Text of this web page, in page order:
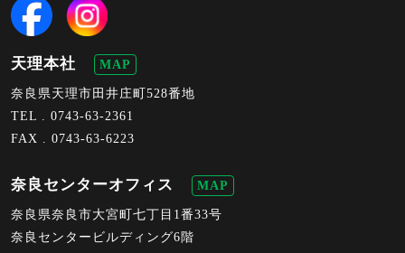
天理本社 MAP
奈良県天理市田井庄町528番地
TEL . 0743-63-2361
FAX . 0743-63-6223
奈良センターオフィス MAP
奈良県奈良市大宮町七丁目1番33号
奈良センタービルディング6階